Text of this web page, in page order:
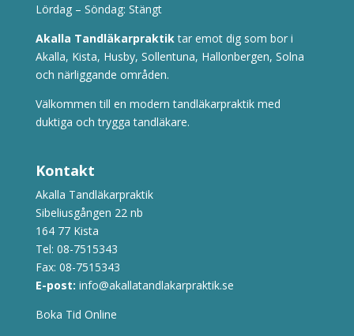
Lördag – Söndag: Stängt
Akalla Tandläkarpraktiktar emot dig som bor i
Akalla, Kista, Husby, Sollentuna, Hallonbergen, Solna
och närliggande områden.
Välkommen till en modern tandläkarpraktik med
duktiga och trygga tandläkare.
Kontakt
Akalla Tandläkarpraktik
Sibeliusgången 22 nb
164 77 Kista
Tel: 08-7515343
Fax: 08-7515343
E-post: info@akallatandlakarpraktik.se
Boka Tid Online